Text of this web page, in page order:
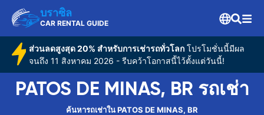
บราซิล
CAR RENTAL GUIDE
ส่วนลดสูงสุด 20% สำหรับการเช่ารถทั่วโลกโปรโมชั่นนี้มีผล
จนถึง 11 สิงหาคม 2026 - รีบคว้าโอกาสนี้ไว้ตั้งแต่วันนี้!
PATOS DE MINAS, BR รถเช่า
ค้นหารถเช่าใน PATOS DE MINAS, BR